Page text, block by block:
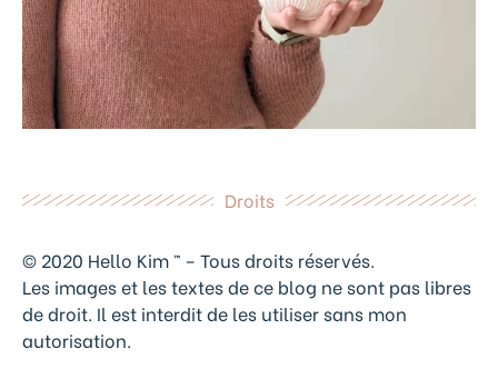
Droits
© 2020 Hello Kim ™ – Tous droits réservés.
Les images et les textes de ce blog ne sont pas libres
de droit. Il est interdit de les utiliser sans mon
autorisation.